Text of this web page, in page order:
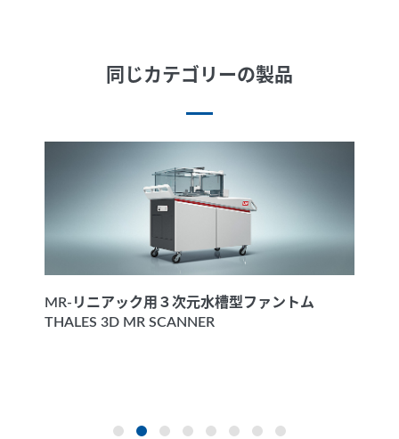
同じカテゴリーの製品
MR-リニアック用３次元水槽型ファントム
THALES 3D MR SCANNER